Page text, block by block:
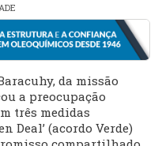
da missão
a preocupação
três medidas
Deal’ (acordo Verde)